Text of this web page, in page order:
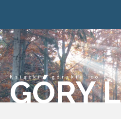
GÓRY
Książki górskie: co się